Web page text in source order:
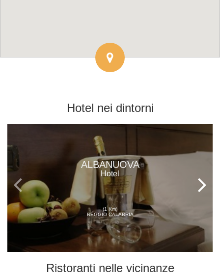
Hotel nei dintorni
ALBANUOVA
Hotel
(1 Km)
REGGIO CALABRIA
Ristoranti nelle vicinanze